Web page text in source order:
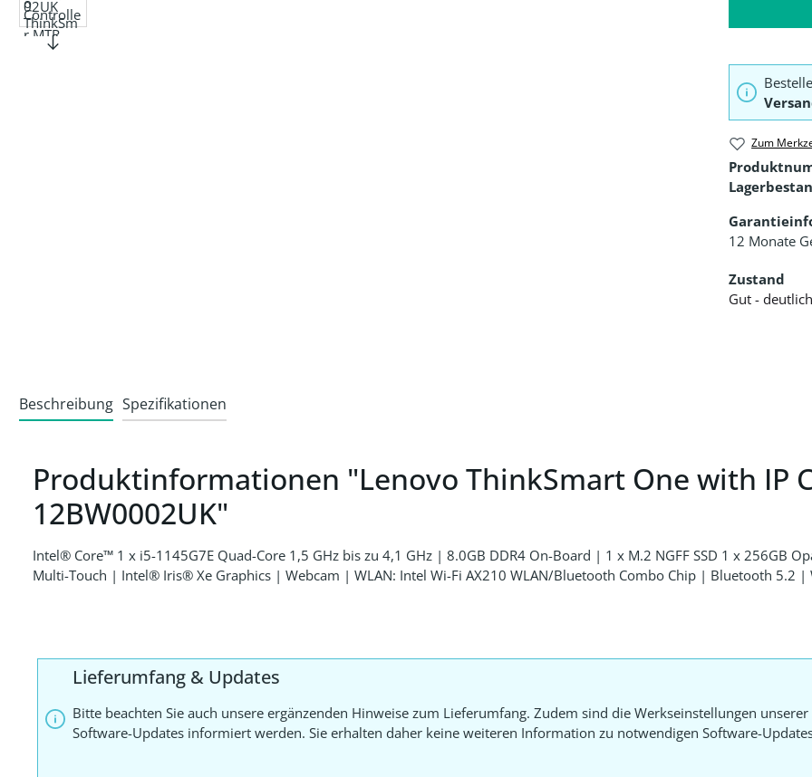
Zum
12 Monate
Zustand
Gut -
Beschreibung Spezifikationen
Produktinformationen "Lenovo ThinkSmart One with IP
12BW0002UK"
Intel® Core™ 1 x i5-1145G7E Quad-Core 1,5 GHz bis zu 4,1 GHz | 8.0GB DDR4 On-Board | 1 x M.2 NGFF SSD 1 x 256GB
Multi-Touch | Intel® Iris® Xe Graphics | Webcam | WLAN: Intel Wi-Fi AX210 WLAN/Bluetooth Combo Chip | Bluetooth 5.2 |
Lieferumfang & Updates
Bitte beachten Sie auch unsere ergänzenden Hinweise zum Lieferumfang. Zudem sind die Werkseinstellungen
Software-Updates informiert werden. Sie erhalten daher keine weiteren Information zu notwendigen Software-